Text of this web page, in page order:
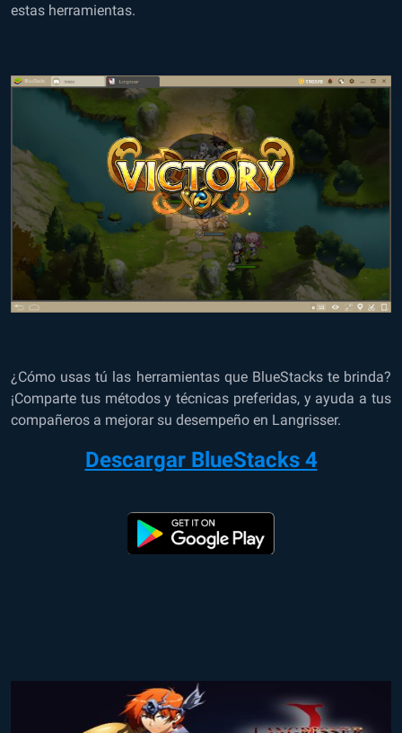
estas herramientas.
¿Cómo usas tú las herramientas que BlueStacks te brinda?
¡Comparte tus métodos y técnicas preferidas, y ayuda a tus
compañeros a mejorar su desempeño en Langrisser.
Descargar BlueStacks 4